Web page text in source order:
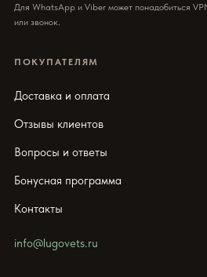
Для WhatsApp и Viber может понадобиться
или звонок.
ПОКУПАТЕЛЯМ
Доставка и оплата
Отзывы клиентов
Вопросы и ответы
Бонусная программа
Контакты
info@lugovets.ru